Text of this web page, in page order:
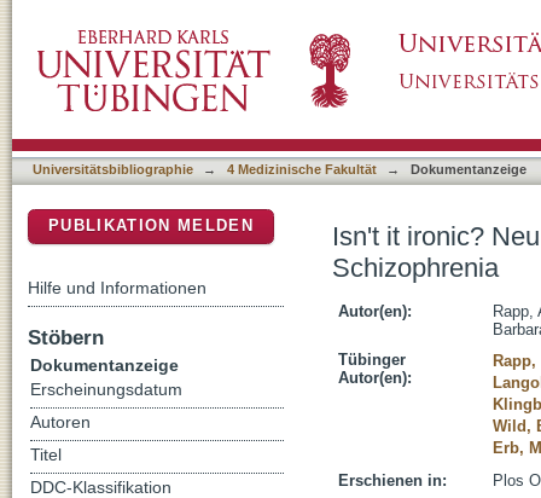
Universitätsbibliographie → 4 Medizinische Fakultät → Dokumentanzeige
Isn't it ironic?
Schizophrenia
Autor(en):
Rapp,
Tübinger
Autor(en):
Wild,
Erb,
Erschienen in:
Plos
PUBLIKATION MELDEN
Hilfe und Informationen
Stöbern
Dokumentanzeige
Erscheinungsdatum
Autoren
Titel
DDC-Klassifikation